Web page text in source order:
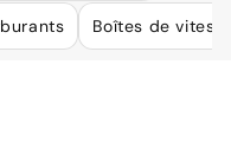
qui pourraient répondre
Boîtes de